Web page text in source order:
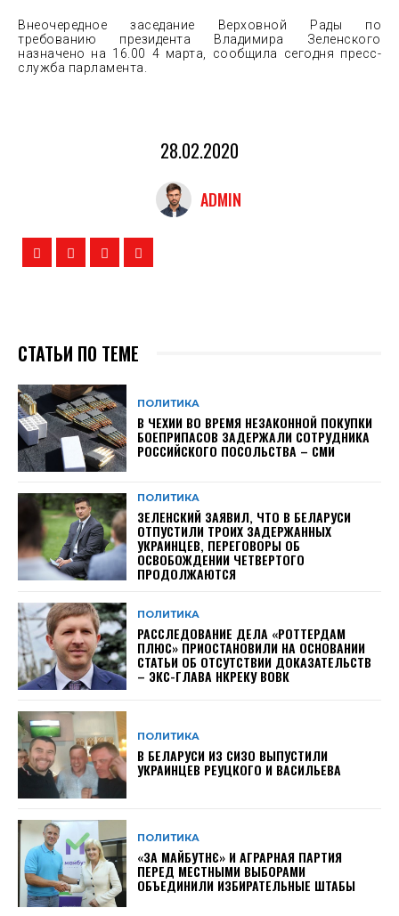
Внеочередное заседание Верховной Рады по
требованию президента Владимира Зеленского
назначено на 16.00 4 марта, сообщила сегодня пресс-
служба парламента.
28.02.2020
ADMIN
СТАТЬИ ПО ТЕМЕ
ПОЛИТИКА
В ЧЕХИИ ВО ВРЕМЯ НЕЗАКОННОЙ ПОКУПКИ
БОЕПРИПАСОВ ЗАДЕРЖАЛИ СОТРУДНИКА
РОССИЙСКОГО ПОСОЛЬСТВА – СМИ
ПОЛИТИКА
ЗЕЛЕНСКИЙ ЗАЯВИЛ, ЧТО В БЕЛАРУСИ
ОТПУСТИЛИ ТРОИХ ЗАДЕРЖАННЫХ
УКРАИНЦЕВ, ПЕРЕГОВОРЫ ОБ
ОСВОБОЖДЕНИИ ЧЕТВЕРТОГО
ПРОДОЛЖАЮТСЯ
ПОЛИТИКА
РАССЛЕДОВАНИЕ ДЕЛА «РОТТЕРДАМ
ПЛЮС» ПРИОСТАНОВИЛИ НА ОСНОВАНИИ
СТАТЬИ ОБ ОТСУТСТВИИ ДОКАЗАТЕЛЬСТВ
– ЭКС-ГЛАВА НКРЕКУ ВОВК
ПОЛИТИКА
В БЕЛАРУСИ ИЗ СИЗО ВЫПУСТИЛИ
УКРАИНЦЕВ РЕУЦКОГО И ВАСИЛЬЕВА
ПОЛИТИКА
«ЗА МАЙБУТНЄ» И АГРАРНАЯ ПАРТИЯ
ПЕРЕД МЕСТНЫМИ ВЫБОРАМИ
ОБЪЕДИНИЛИ ИЗБИРАТЕЛЬНЫЕ ШТАБЫ